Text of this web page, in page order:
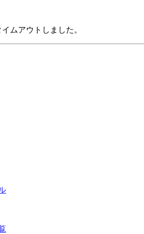
ムアウトしました。